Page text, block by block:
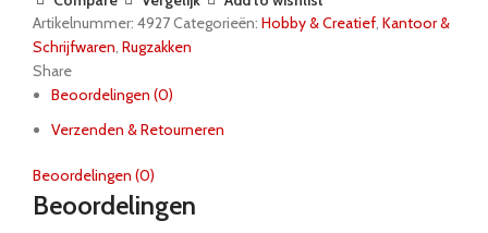
Artikelnummer: 4927Categorieën: Hobby & Creatief Kantoor &
Schrijfwaren Rugzakken
Share
Beoordelingen (0)
Verzenden & Retourneren
Beoordelingen (0)
Beoordelingen